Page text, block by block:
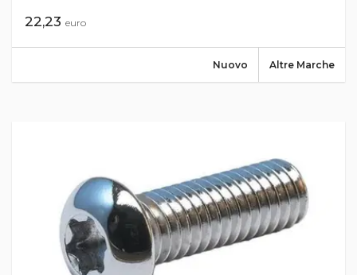
22,23 euro
Altre Marche
Nuovo